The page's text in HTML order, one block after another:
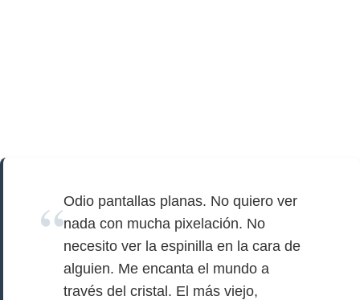
Odio pantallas planas. No quiero ver
nada con mucha pixelación. No
necesito ver la espinilla en la cara de
alguien. Me encanta el mundo a
través del cristal. El más viejo,